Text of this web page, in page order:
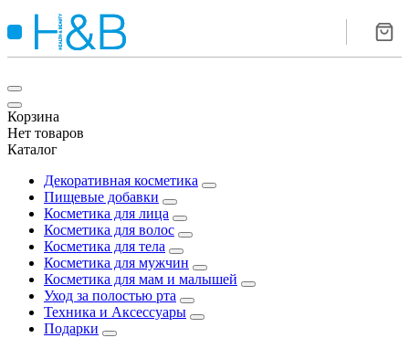
Корзина
Нет товаров
Каталог
Декоративная косметика
Пищевые добавки
Косметика для лица
Косметика для волос
Косметика для тела
Косметика для мужчин
Косметика для мам и малышей
Уход за полостью рта
Техника и Аксессуары
Подарки